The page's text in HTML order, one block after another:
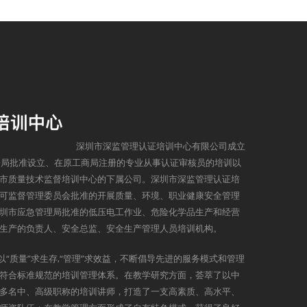
深圳市深监管理认证培训中心有限公司成立
批准设立、在原工商局注册的专业从事认证审核员的培训以
质量技术监督培训中心的下属公司。深圳市深监管理认证培
监督管理委员会批准的开展质量、环境、职业健康安全管理
市应急管理局批准的低压电工作业、危险化学品生产和经营
产的负责人、安全总监、安全生产管理人员培训机构。
质量”求生存,“管理”求效益，不断倡导先进的服务模式和管理
合标准规范的培训管理体系。在教学研究方面，荟萃了以中
名中、高级职称的培训讲师，打造了一支高素质、高水平、